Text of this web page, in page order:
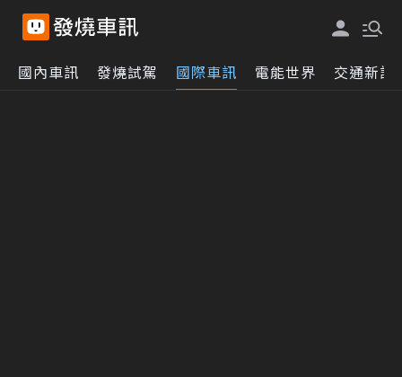
國內車訊 發燒試駕 國際車訊 電能世界 交通新訊